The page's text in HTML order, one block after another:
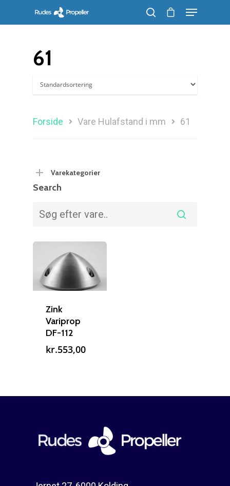
61
Forside Vare Hulafstand i mm 61
Varekategorier
Search
Zink
Variprop
DF-112
kr.553,00
Reparation